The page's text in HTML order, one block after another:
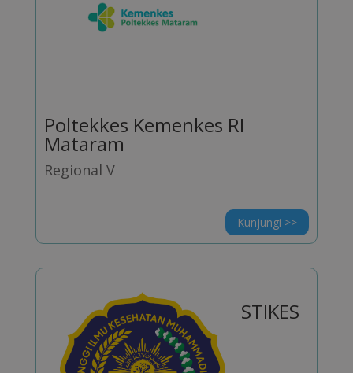
Poltekkes Kemenkes RI
Mataram
Regional V
Kunjungi >>
STIKES